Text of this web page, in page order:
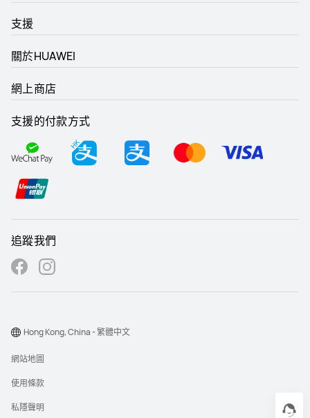
支援
關於HUAWEI
網上商店
支援的付款方式
追蹤我們
網站地圖
使用條款
私隱聲明
Hong Kong, China - 繁體中文